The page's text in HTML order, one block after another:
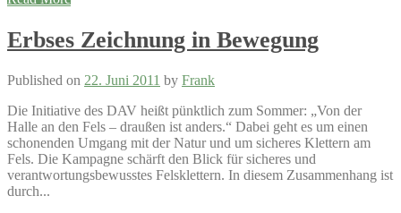
Erbses Zeichnung in Bewegung
Published on 22. Juni 2011 by Frank
Die Initiative des DAV heißt pünktlich zum Sommer: „Von der
Halle an den Fels – draußen ist anders.“ Dabei geht es um einen
schonenden Umgang mit der Natur und um sicheres Klettern am
Fels. Die Kampagne schärft den Blick für sicheres und
verantwortungsbewusstes Felsklettern. In diesem Zusammenhang ist
durch...